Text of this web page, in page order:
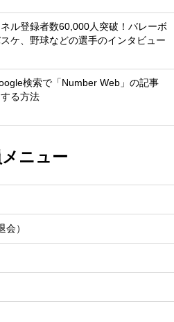
ル登録者数60,000人突破！バレーボ
ケ、野球などの選手のインタビュー
検索で「Number Web」の記事
る方法
ニュー
）